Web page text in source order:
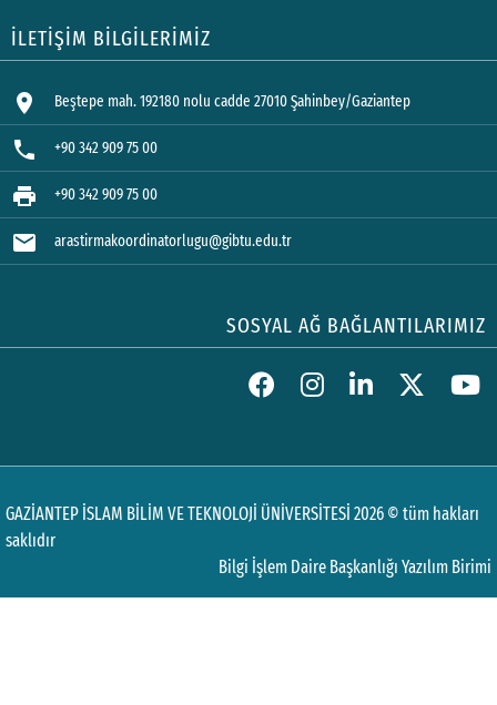
İLETİŞİM BİLGİLERİMİZ
location_on Beştepe mah. 192180 nolu cadde 27010 Şahinbey/Gaziantep
phone +90 342 909 75 00
print +90 342 909 75 00
mail arastirmakoordinatorlugu@gibtu.edu.tr
SOSYAL AĞ BAĞLANTILARIMIZ
GAZİANTEP İSLAM BİLİM VE TEKNOLOJİ ÜNİVERSİTESİ 2026 © tüm hakları
saklıdır
Bilgi İşlem Daire Başkanlığı Yazılım Birimi